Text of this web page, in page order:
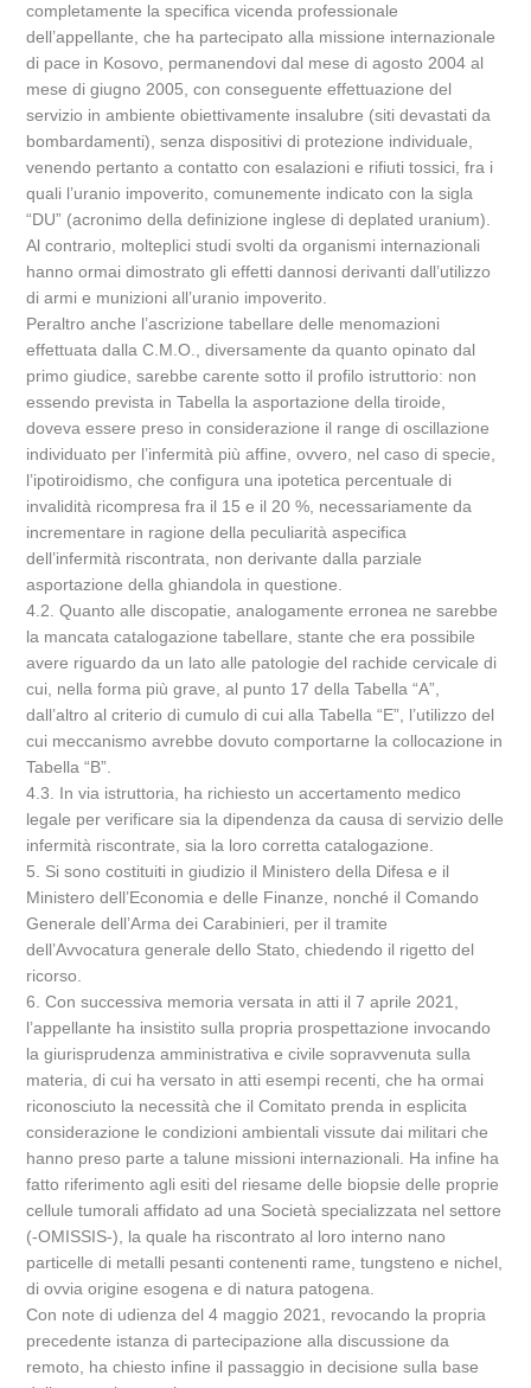
completamente la specifica vicenda professionale
dell’appellante, che ha partecipato alla missione internazionale
di pace in Kosovo, permanendovi dal mese di agosto 2004 al
mese di giugno 2005, con conseguente effettuazione del
servizio in ambiente obiettivamente insalubre (siti devastati da
bombardamenti), senza dispositivi di protezione individuale,
venendo pertanto a contatto con esalazioni e rifiuti tossici, fra i
quali l’uranio impoverito, comunemente indicato con la sigla
“DU” (acronimo della definizione inglese di deplated uranium).
Al contrario, molteplici studi svolti da organismi internazionali
hanno ormai dimostrato gli effetti dannosi derivanti dall’utilizzo
di armi e munizioni all’uranio impoverito.
Peraltro anche l’ascrizione tabellare delle menomazioni
effettuata dalla C.M.O., diversamente da quanto opinato dal
primo giudice, sarebbe carente sotto il profilo istruttorio: non
essendo prevista in Tabella la asportazione della tiroide,
doveva essere preso in considerazione il range di oscillazione
individuato per l’infermità più affine, ovvero, nel caso di specie,
l’ipotiroidismo, che configura una ipotetica percentuale di
invalidità ricompresa fra il 15 e il 20 %, necessariamente da
incrementare in ragione della peculiarità aspecifica
dell’infermità riscontrata, non derivante dalla parziale
asportazione della ghiandola in questione.
4.2. Quanto alle discopatie, analogamente erronea ne sarebbe
la mancata catalogazione tabellare, stante che era possibile
avere riguardo da un lato alle patologie del rachide cervicale di
cui, nella forma più grave, al punto 17 della Tabella “A”,
dall’altro al criterio di cumulo di cui alla Tabella “E”, l’utilizzo del
cui meccanismo avrebbe dovuto comportarne la collocazione in
Tabella “B”.
4.3. In via istruttoria, ha richiesto un accertamento medico
legale per verificare sia la dipendenza da causa di servizio delle
infermità riscontrate, sia la loro corretta catalogazione.
5. Si sono costituiti in giudizio il Ministero della Difesa e il
Ministero dell’Economia e delle Finanze, nonché il Comando
Generale dell’Arma dei Carabinieri, per il tramite
dell’Avvocatura generale dello Stato, chiedendo il rigetto del
ricorso.
6. Con successiva memoria versata in atti il 7 aprile 2021,
l’appellante ha insistito sulla propria prospettazione invocando
la giurisprudenza amministrativa e civile sopravvenuta sulla
materia, di cui ha versato in atti esempi recenti, che ha ormai
riconosciuto la necessità che il Comitato prenda in esplicita
considerazione le condizioni ambientali vissute dai militari che
hanno preso parte a talune missioni internazionali. Ha infine ha
fatto riferimento agli esiti del riesame delle biopsie delle proprie
cellule tumorali affidato ad una Società specializzata nel settore
(-OMISSIS-), la quale ha riscontrato al loro interno nano
particelle di metalli pesanti contenenti rame, tungsteno e nichel,
di ovvia origine esogena e di natura patogena.
Con note di udienza del 4 maggio 2021, revocando la propria
precedente istanza di partecipazione alla discussione da
remoto, ha chiesto infine il passaggio in decisione sulla base